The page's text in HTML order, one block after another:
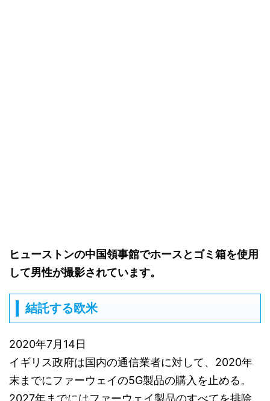
ヒューストンの中国領事館でホースとゴミ箱を使用
して男性が撮影されています。
結託する欧米
2020年7月14日
イギリス政府は国内の通信業者に対して、2020年
末までにファーウェイの5G製品の購入を止める。
2027年までにはファーウェイ製品のすべてを排除